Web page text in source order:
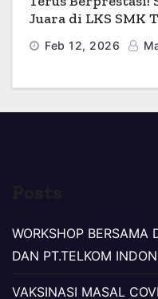
Juara di LKS SMK
Feb 12, 2026
WORKSHOP BERSAMA
DAN PT.TELKOM
VAKSINASI MASAL